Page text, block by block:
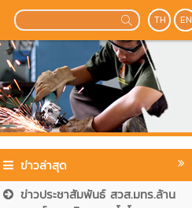
TH EN
ข่าวล่าสุด
ข่าวประชาสัมพันธ์ สวส.มทร.ล้าน